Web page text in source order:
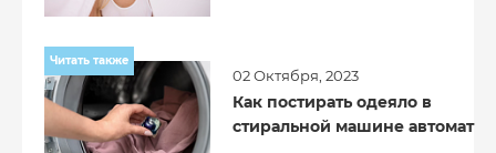
Читать также
02 Октября, 2023
Как постирать одеяло в
стиральной машине автомат